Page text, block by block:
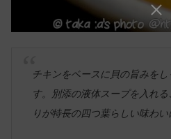
チキンをベースに貝の旨みを
す。別添の液体スープを入れ
りが特長の四つ葉らしい味わい